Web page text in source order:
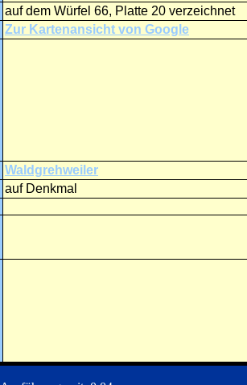
auf dem Würfel 66, Platte 20 verzeichnet
Zur Kartenansicht von Google
Waldgrehweiler
auf Denkmal